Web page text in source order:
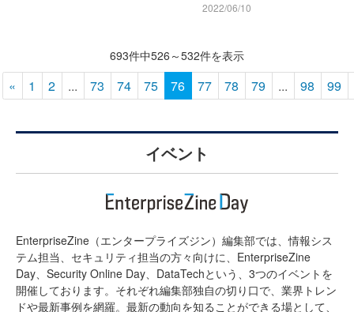
2022/06/10
693件中526～532件を表示
« 1 2 ... 73 74 75 76 77 78 79 ... 98 99
イベント
EnterpriseZine（エンタープライズジン）編集部では、情報シス
テム担当、セキュリティ担当の方々向けに、EnterpriseZine
Day、Security Online Day、DataTechという、3つのイベントを
開催しております。それぞれ編集部独自の切り口で、業界トレン
ドや最新事例を網羅。最新の動向を知ることができる場として、